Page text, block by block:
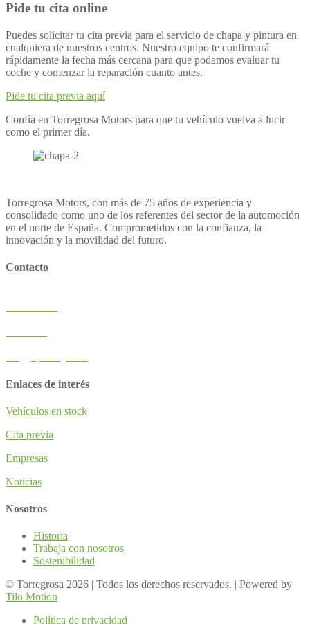
Pide tu cita online
Puedes solicitar tu cita previa para el servicio de chapa y pintura en
cualquiera de nuestros centros. Nuestro equipo te confirmará
rápidamente la fecha más cercana para que podamos evaluar tu
coche y comenzar la reparación cuanto antes.
Pide tu cita previa aquí
Confía en Torregrosa Motors para que tu vehículo vuelva a lucir
como el primer día.
Torregrosa Motors, con más de 75 años de experiencia y
consolidado como uno de los referentes del sector de la automoción
en el norte de España. Comprometidos con la confianza, la
innovación y la movilidad del futuro.
Contacto
Enlaces de interés
Vehículos en stock
Cita previa
Empresas
Noticias
Nosotros
Historia
Trabaja con nosotros
Sostenibilidad
© Torregrosa 2026 | Todos los derechos reservados. | Powered by
Tilo Motion
Política de privacidad